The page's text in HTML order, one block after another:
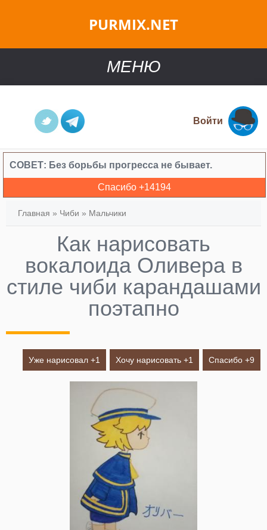
PURMIX.NET
МЕНЮ
Войти
СОВЕТ: Без борьбы прогресса не бывает.
Спасибо +14194
Главная » Чиби » Мальчики
Как нарисовать
вокалоида Оливера в
стиле чиби карандашами
поэтапно
Уже нарисовал +1 Хочу нарисовать +1 Спасибо +9